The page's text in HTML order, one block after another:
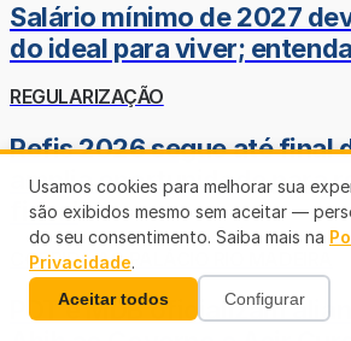
Salário mínimo de 2027
do ideal para viver; entenda
REGULARIZAÇÃO
Refis 2026 segue até final
amplia oportunidade para
fiscal
CORRIDA AO PALÁCIO RIO MADEIRA
PDT e MDB oficializam
Usamos cookies para melhorar sua
são exibidos mesmo sem aceitar —
do seu consentimento. Saiba mais na
Privacidade.
Aceitar todos Configurar